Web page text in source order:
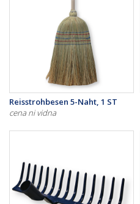
Reisstrohbesen 5-Naht, 1 ST
cena ni vidna